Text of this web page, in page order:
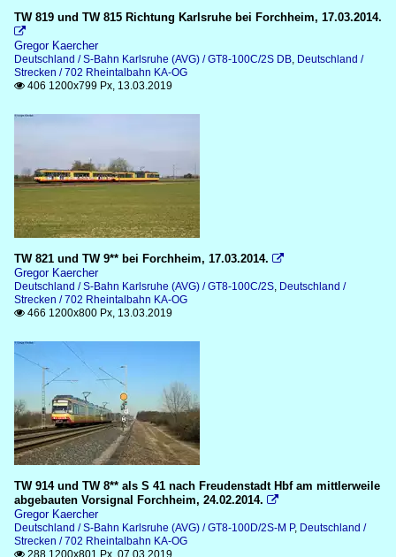
TW 819 und TW 815 Richtung Karlsruhe bei Forchheim, 17.03.2014.

Gregor Kaercher
Deutschland / S-Bahn Karlsruhe (AVG) / GT8-100C/2S DB, Deutschland /
Strecken / 702 Rheintalbahn KA-OG
 406 1200x799 Px, 13.03.2019
TW 821 und TW 9** bei Forchheim, 17.03.2014. 
Gregor Kaercher
Deutschland / S-Bahn Karlsruhe (AVG) / GT8-100C/2S, Deutschland /
Strecken / 702 Rheintalbahn KA-OG
 466 1200x800 Px, 13.03.2019
TW 914 und TW 8** als S 41 nach Freudenstadt Hbf am mittlerweile
abgebauten Vorsignal Forchheim, 24.02.2014. 
Gregor Kaercher
Deutschland / S-Bahn Karlsruhe (AVG) / GT8-100D/2S-M P, Deutschland /
Strecken / 702 Rheintalbahn KA-OG
 288 1200x801 Px, 07.03.2019